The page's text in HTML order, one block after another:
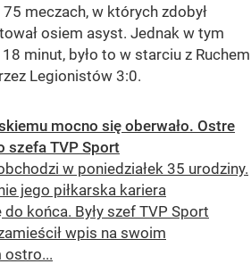
meczach, w których zdobył
osiem asyst. Jednak w tym
minut, było to w starciu z Ruchem
Legionistów 3:0.
mocno się oberwało. Ostre
szefa TVP Sport
w poniedziałek 35 urodziny.
jego piłkarska kariera
końca. Były szef TVP Sport
wpis na swoim
ostro...